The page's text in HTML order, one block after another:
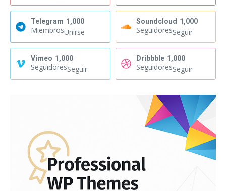
Telegram 1,000
MiembrosUnirse
Soundcloud 1,000
SeguidoresSeguir
Vimeo 1,000
SeguidoresSeguir
Dribbble 1,000
SeguidoresSeguir